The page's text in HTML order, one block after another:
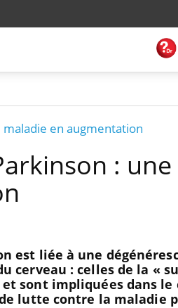
en augmentation
:
est liée à une
cerveau : celles de la «
sont impliquées dans
lutte contre la maladie